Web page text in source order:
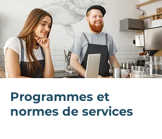
Programmes et
normes de services